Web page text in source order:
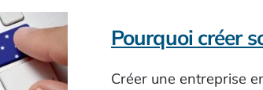
Pourquoi créer
Créer une entreprise